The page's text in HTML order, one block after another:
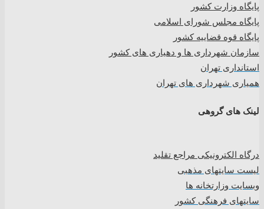
پایگاه وزارت کشور
پایگاه مجلس شورای اسلامی
پایگاه قوه قضاییه کشور
سازمان شهرداری ها و دهیاری های کشور
استانداری تهران
همیاری شهرداری های تهران
لینک های گروهی
درگاه الکترونیکی مراجع تقلید
لیست سایتهای مذهبی
وبسایت وزارتخانه ها
سایتهای فرهنگی کشور